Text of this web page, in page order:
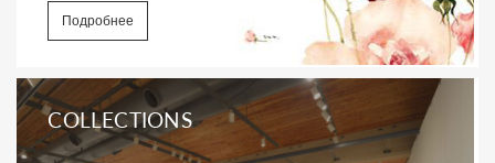
Подробнее
COLLECTIONS